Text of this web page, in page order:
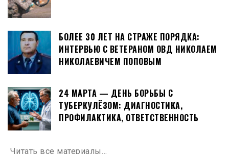
БОЛЕЕ 30 ЛЕТ НА СТРАЖЕ ПОРЯДКА:
ИНТЕРВЬЮ С ВЕТЕРАНОМ ОВД НИКОЛАЕМ
НИКОЛАЕВИЧЕМ ПОПОВЫМ
24 МАРТА — ДЕНЬ БОРЬБЫ С
ТУБЕРКУЛЁЗОМ: ДИАГНОСТИКА,
ПРОФИЛАКТИКА, ОТВЕТСТВЕННОСТЬ
Читать все материалы…